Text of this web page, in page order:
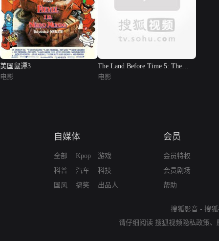
美国鼠谭3
电影
The Land Before Time 5: The
Mysterious Island
电影
自媒体
全部
科普
国风
Kpop
汽车
搞笑
游戏
科技
出品人
会员
会员特权
会员剧场
帮助
搜狐影音 - 搜
请仔细阅读 搜狐视频隐私政策、